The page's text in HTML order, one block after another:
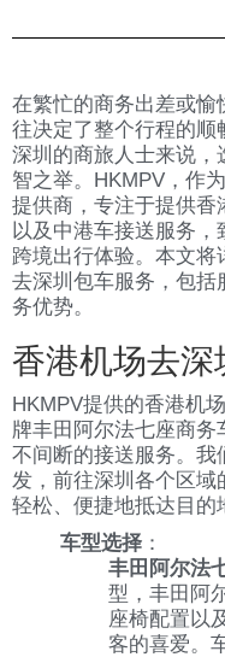
在繁忙的商务出差或愉
往决定了整个行程的顺
深圳的商旅人士来说，
智之举。HKMPV，作
提供商，专注于提供
以及中港车接送服务
跨境出行体验。本文将
去深圳包车服务，包括
务优势。
香港机场去深
HKMPV提供的香港机
牌丰田阿尔法七座商
不间断的接送服务。我
发，前往深圳各个区域
轻松、便捷地抵达目的
车型选择 ：
丰田阿尔法
型，丰田阿
座椅配置以
客的喜爱。